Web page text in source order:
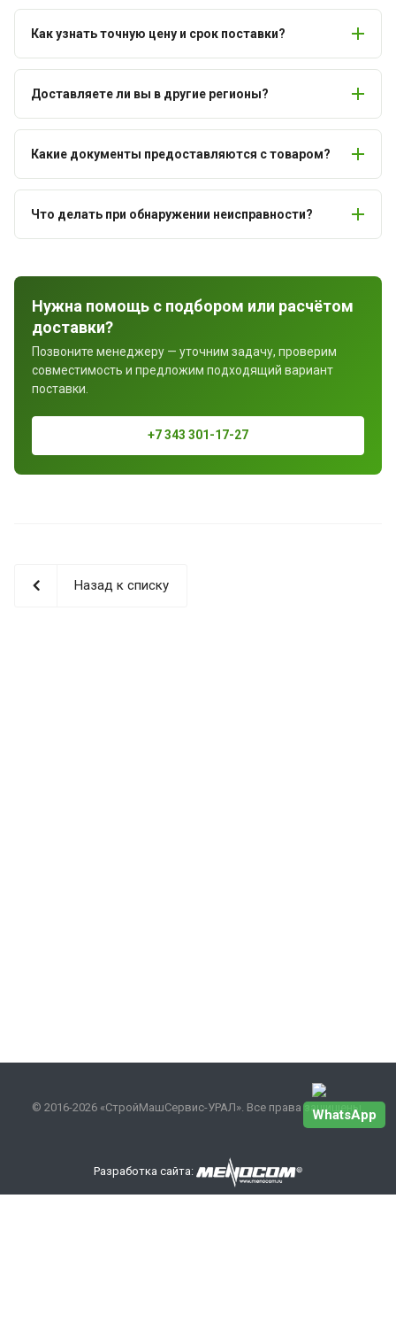
Как узнать точную цену и срок поставки?
Доставляете ли вы в другие регионы?
Какие документы предоставляются с товаром?
Что делать при обнаружении неисправности?
Нужна помощь с подбором или расчётом
доставки?
Позвоните менеджеру — уточним задачу, проверим
совместимость и предложим подходящий вариант
поставки.
+7 343 301-17-27
Назад к списку
© 2016-2026 «СтройМашСервис-УРАЛ». Все права защищены.
Разработка сайта:
WhatsApp